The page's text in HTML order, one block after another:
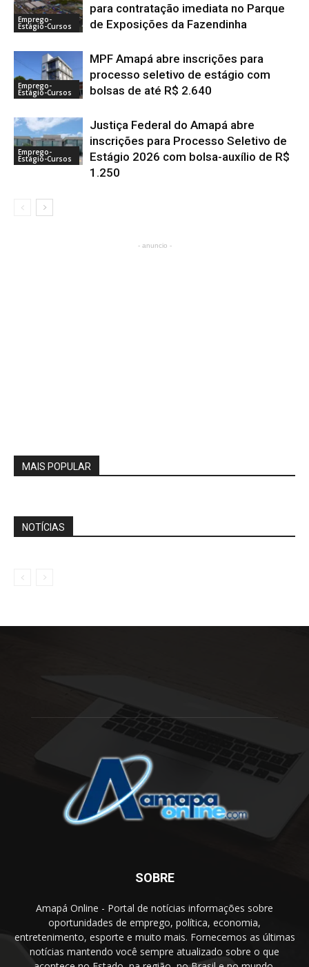
Emprego-
Estágio-Cursos
para contratação imediata no Parque
de Exposições da Fazendinha
Emprego-
Estágio-Cursos
MPF Amapá abre inscrições para
processo seletivo de estágio com
bolsas de até R$ 2.640
Emprego-
Estágio-Cursos
Justiça Federal do Amapá abre
inscrições para Processo Seletivo de
Estágio 2026 com bolsa-auxílio de R$
1.250
- anuncio -
MAIS POPULAR
NOTÍCIAS
SOBRE
Amapá Online - Portal de notícias informações sobre
oportunidades de emprego, política, economia,
entretenimento, esporte e muito mais. Fornecemos as últimas
notícias mantendo você sempre atualizado sobre o que